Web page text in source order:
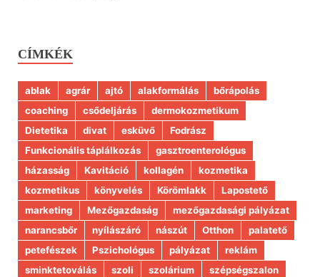
CÍMKÉK
ablak agrár ajtó alakformálás
bőrápolás
coaching
csődeljárás
dermokozmetikum
Dietetika
divat esküvő
Fodrász
Funkcionális táplálkozás
gasztroenterológus
házasság
Kavitáció kollagén
kozmetika
kozmetikus
könyvelés Körömlakk
Lapostető
marketing
Mezőgazdaság
mezőgazdasági pályázat
narancsbőr
nyílászáró nászút Otthon
palatető
petefészek
Pszichológus pályázat
reklám
sminktetoválás
szoli szolárium
szépségszalon